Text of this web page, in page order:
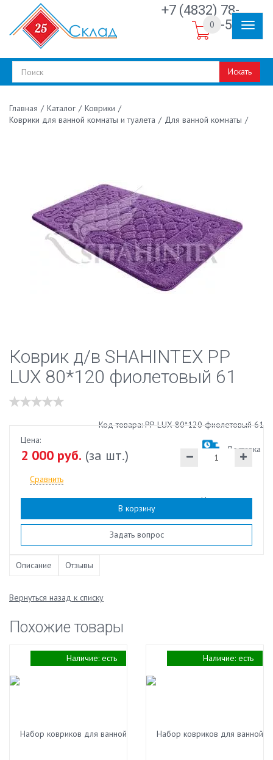
+7 (4832) 78-
30-50
Искать
0
Главная / Каталог / Коврики /
Коврики для ванной комнаты и туалета / Для ванной комнаты /
Коврик д/в SHAHINTEX РР
LUX 80*120 фиолетовый 61
Наличие:есть
Код товара: РР LUX 80*120 фиолетовый 61
Доставка
Цена:
2 000 руб. (за шт.)
Сравнить
В корзину
Задать вопрос
Описание Отзывы
Вернуться назад к списку
Похожие товары
Наличие: есть Наличие: есть